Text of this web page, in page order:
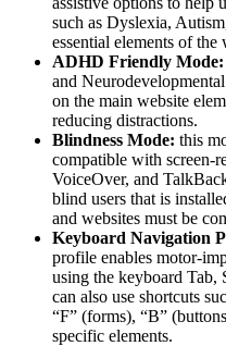
such as Dyslexia,
essential elements of the
ADHD Friendly Mode:
and
on the main website
reducing distractions.
Blindness Mode: this
compatible with screen-
VoiceOver, and
blind users that is
and websites must be
Keyboard Navigation
profile enables motor-
using the keyboard Tab,
can also use shortcuts
“F” (forms), “B”
specific elements.